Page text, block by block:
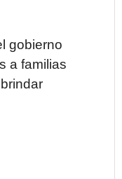
gobierno
a familias